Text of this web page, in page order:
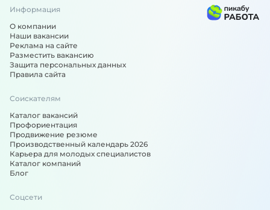
Информация
О компании
Наши вакансии
Реклама на сайте
Разместить вакансию
Защита персональных данных
Правила сайта
Соискателям
Каталог вакансий
Профориентация
Продвижение резюме
Производственный календарь 2026
Карьера для молодых специалистов
Каталог компаний
Блог
Соцсети